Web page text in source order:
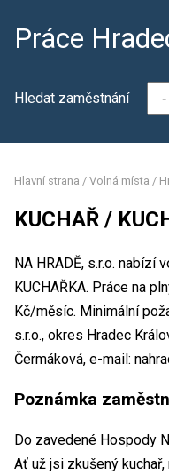
Práce
Hledat zaměstnání
Hlavní strana / Volná místa /
KUCHAŘ /
NA HRADĚ, s.r.o. nabízí
KUCHAŘKA. Práce na
Kč/měsíc. Minimální
s.r.o., okres Hradec
Čermáková, e-mail:
Poznámka
Do zavedené Hospody
Ať už jsi zkušený